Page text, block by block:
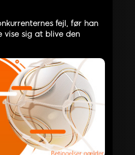
fejl, før han
vise sig at blive den